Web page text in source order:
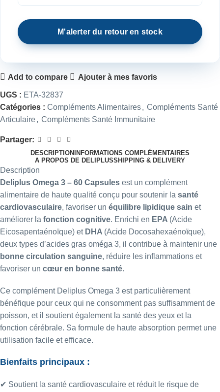
Add to compare Ajouter à mes favoris
UGS : ETA-32837
Catégories : Compléments Alimentaires, Compléments Santé
Articulaire, Compléments Santé Immunitaire
Partager:
DESCRIPTION INFORMATIONS COMPLÉMENTAIRES
A PROPOS DE DELIPLUSSHIPPING & DELIVERY
Description
Deliplus Omega 3 – 60 Capsules est un complément
alimentaire de haute qualité conçu pour soutenir la santé
cardiovasculaire, favoriser un équilibre lipidique sain et
améliorer la fonction cognitive. Enrichi en EPA (Acide
Eicosapentaénoïque) et DHA (Acide Docosahexaénoïque),
deux types d’acides gras oméga 3, il contribue à maintenir une
bonne circulation sanguine, réduire les inflammations et
favoriser un cœur en bonne santé.
Ce complément Deliplus Omega 3 est particulièrement
bénéfique pour ceux qui ne consomment pas suffisamment de
poisson, et il soutient également la santé des yeux et la
fonction cérébrale. Sa formule de haute absorption permet une
utilisation facile et efficace.
Bienfaits principaux :
✔ Soutient la santé cardiovasculaire et réduit le risque de